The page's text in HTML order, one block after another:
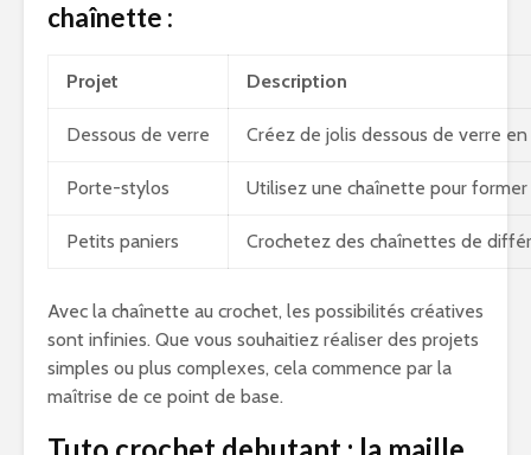
chaînette :
Projet Description
Dessous de verre Créez de jolis dessous de verre
Porte-stylos Utilisez une chaînette pour
Petits paniers Crochetez des chaînettes de
Avec la chaînette au crochet, les possibilités créatives
sont infinies. Que vous souhaitiez réaliser des projets
simples ou plus complexes, cela commence par la
maîtrise de ce point de base.